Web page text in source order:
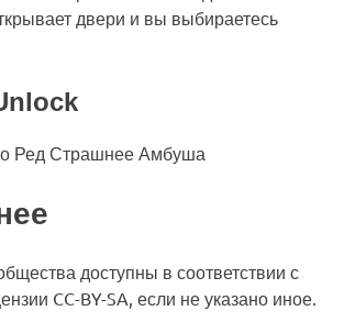
двери и вы выбираетесь
Ред Страшнее Амбуша
доступны в соответствии с
CC-BY-SA, если не указано иное.